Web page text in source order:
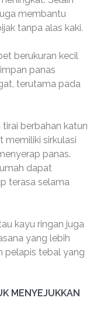
membantu
tanpa alas kaki.
berukuran kecil
panas
terutama pada
tirai berbahan katun
memiliki sirkulasi
panas.
dapat
terasa selama
kayu ringan juga
yang lebih
pelapis tebal yang
MENYEJUKKAN